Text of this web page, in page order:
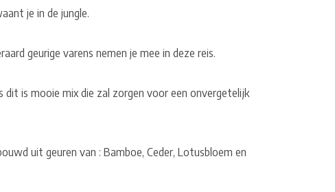
je in de jungle.
geurige varens nemen je mee in deze reis.
is mooie mix die zal zorgen voor een onvergetelijk
uit geuren van : Bamboe, Ceder, Lotusbloem en